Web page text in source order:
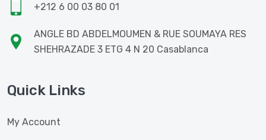
+212 6 00 03 80 01
ANGLE BD ABDELMOUMEN & RUE SOUMAYA RES
SHEHRAZADE 3 ETG 4 N 20 Casablanca
Quick Links
My Account